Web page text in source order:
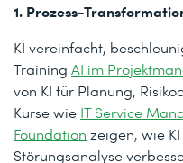
1. Prozess-
KI vereinfacht,
Training AI im
von KI für Planung,
Kurse wie IT Service
Foundation zeigen, wie
Störungsanalyse